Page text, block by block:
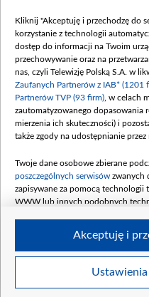
Procedura
© 2026 Telewizja
Kliknij "Akceptuję i przechodzę do
korzystanie z technologii
dostęp do informacji na Twoim
przechowywanie oraz na
nas, czyli Telewizję Polską S.A. w
Zaufanych Partnerów z IAB* (1201
Partnerów TVP (93 firm) , w celach
zautomatyzowanego dopasowania
mierzenia ich skuteczności) i
także zgody na udostępnianie
Twoje dane osobowe zbierane
poszczególnych serwisów zwanych
zapisywane za pomocą technologii
WWW lub innych podobnych
Twoje dane osobowe zbierane
Akceptuję i